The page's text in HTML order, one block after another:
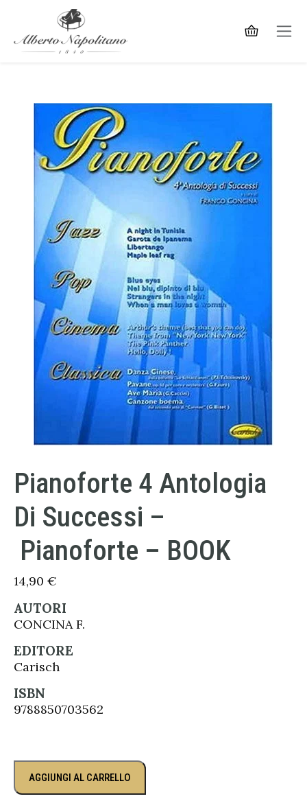
Pianoforte 4 Antologia
Di Successi –
Pianoforte – BOOK
14,90 €
AUTORI
CONCINA F.
EDITORE
Carisch
ISBN
9788850703562
AGGIUNGI AL CARRELLO